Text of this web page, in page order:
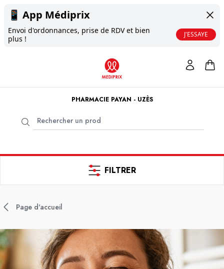
📱 App Médiprix
Envoi d'ordonnances, prise de RDV et bien
plus !
J'ESSAYE
PHARMACIE PAYAN - UZÈS
FILTRER
Page d'accueil